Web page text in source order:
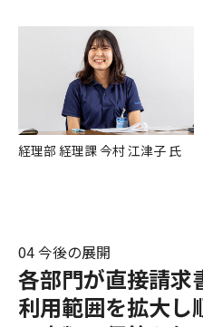
経理部 経理課 今村 江津子 氏
04 今後の展開
各部門が直接請求
利用範囲を拡大し